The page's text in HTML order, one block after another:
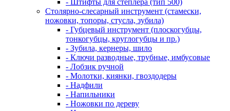
- Штифты для степлера (тип 500)
Столярно-слесарный инструмент (стамески,
ножовки, топоры, стусла, зубила)
- Губцевый инструмент (плоскогубцы,
тонкогубцы, круглогубцы и пр.)
- Зубила, кернеры, шило
- Ключи разводные, трубные, имбусовые
- Лобзик ручной
- Молотки, киянки, гвоздодеры
- Надфили
- Напильники
- Ножовки по дереву